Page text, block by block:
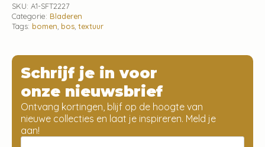
SKU: A1-SFT2227
Categorie: Bladeren
Tags: bomen bos textuur
Schrijf je in voor
onze nieuwsbrief
Ontvang kortingen, blijf op de hoogte van
nieuwe collecties en laat je inspireren. Meld je
aan!
Email